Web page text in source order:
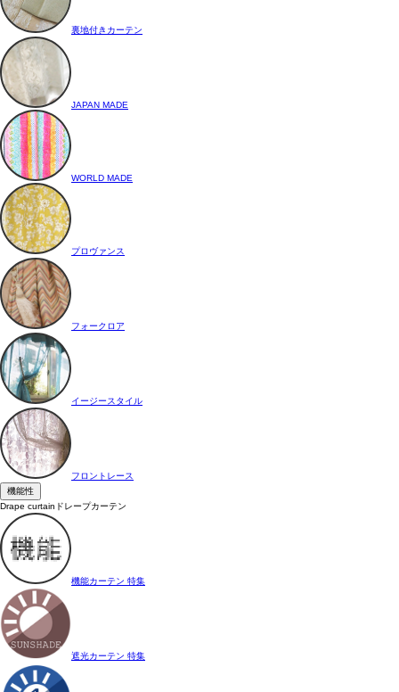
裏地付きカーテン
JAPAN MADE
WORLD MADE
プロヴァンス
フォークロア
イージースタイル
フロントレース
機能性
Drape curtain ドレープカーテン
機能カーテン 特集
遮光カーテン 特集